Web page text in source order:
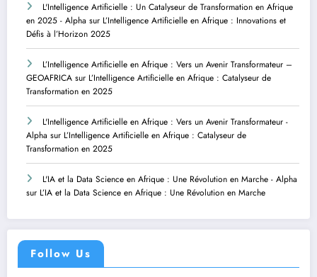
L'Intelligence Artificielle : Un Catalyseur de Transformation en Afrique
en 2025 - Alpha sur L’Intelligence Artificielle en Afrique : Innovations et
Défis à l’Horizon 2025
L’Intelligence Artificielle en Afrique : Vers un Avenir Transformateur –
GEOAFRICA sur L’Intelligence Artificielle en Afrique : Catalyseur de
Transformation en 2025
L'Intelligence Artificielle en Afrique : Vers un Avenir Transformateur -
Alpha sur L’Intelligence Artificielle en Afrique : Catalyseur de
Transformation en 2025
L'IA et la Data Science en Afrique : Une Révolution en Marche - Alpha
sur L’IA et la Data Science en Afrique : Une Révolution en Marche
Follow Us